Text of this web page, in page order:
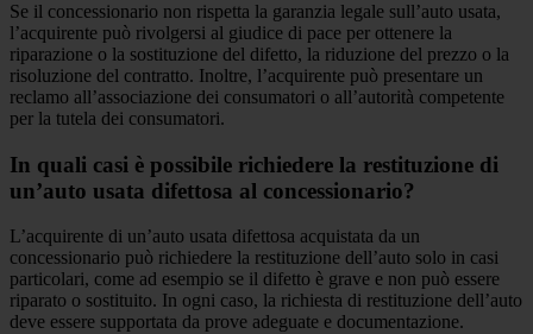
Se il concessionario non rispetta la garanzia legale sull’auto usata,
l’acquirente può rivolgersi al giudice di pace per ottenere la
riparazione o la sostituzione del difetto, la riduzione del prezzo o la
risoluzione del contratto. Inoltre, l’acquirente può presentare un
reclamo all’associazione dei consumatori o all’autorità competente
per la tutela dei consumatori.
In quali casi è possibile richiedere la restituzione di
un’auto usata difettosa al concessionario?
L’acquirente di un’auto usata difettosa acquistata da un
concessionario può richiedere la restituzione dell’auto solo in casi
particolari, come ad esempio se il difetto è grave e non può essere
riparato o sostituito. In ogni caso, la richiesta di restituzione dell’auto
deve essere supportata da prove adeguate e documentazione.